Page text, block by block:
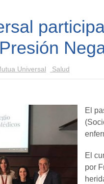
Universal Salud
El
El
por